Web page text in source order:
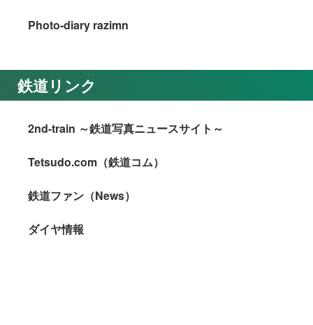
Photo-diary razimn
鉄道リンク
2nd-train ～鉄道写真ニュースサイト～
Tetsudo.com（鉄道コム）
鉄道ファン（News）
ダイヤ情報